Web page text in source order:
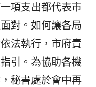
項支出都代表市
對。如何讓各局
法執行，市府責
引。為協助各機
秘書處於會中再